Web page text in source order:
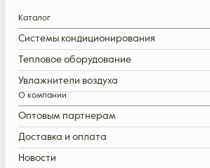
Каталог
Системы кондиционирования
Тепловое оборудование
Увлажнители воздуха
О компании
Оптовым партнерам
Доставка и оплата
Новости